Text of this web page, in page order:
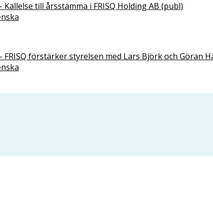
Kallelse till årsstämma i FRISQ Holding AB (publ)
FRISQ förstärker styrelsen med Lars Björk och Göran